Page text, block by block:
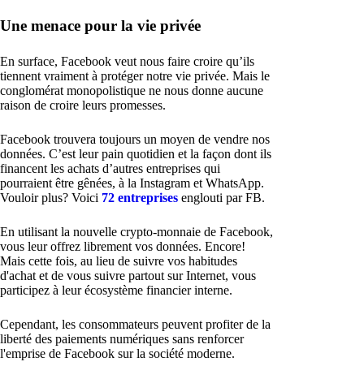
Une menace pour la vie privée
En surface, Facebook veut nous faire croire qu’ils
tiennent vraiment à protéger notre vie privée. Mais le
conglomérat monopolistique ne nous donne aucune
raison de croire leurs promesses.
Facebook trouvera toujours un moyen de vendre nos
données. C’est leur pain quotidien et la façon dont ils
financent les achats d’autres entreprises qui
pourraient être gênées, à la Instagram et WhatsApp.
Vouloir plus? Voici 72 entreprises englouti par FB.
En utilisant la nouvelle crypto-monnaie de Facebook,
vous leur offrez librement vos données. Encore!
Mais cette fois, au lieu de suivre vos habitudes
d'achat et de vous suivre partout sur Internet, vous
participez à leur écosystème financier interne.
Cependant, les consommateurs peuvent profiter de la
liberté des paiements numériques sans renforcer
l'emprise de Facebook sur la société moderne.